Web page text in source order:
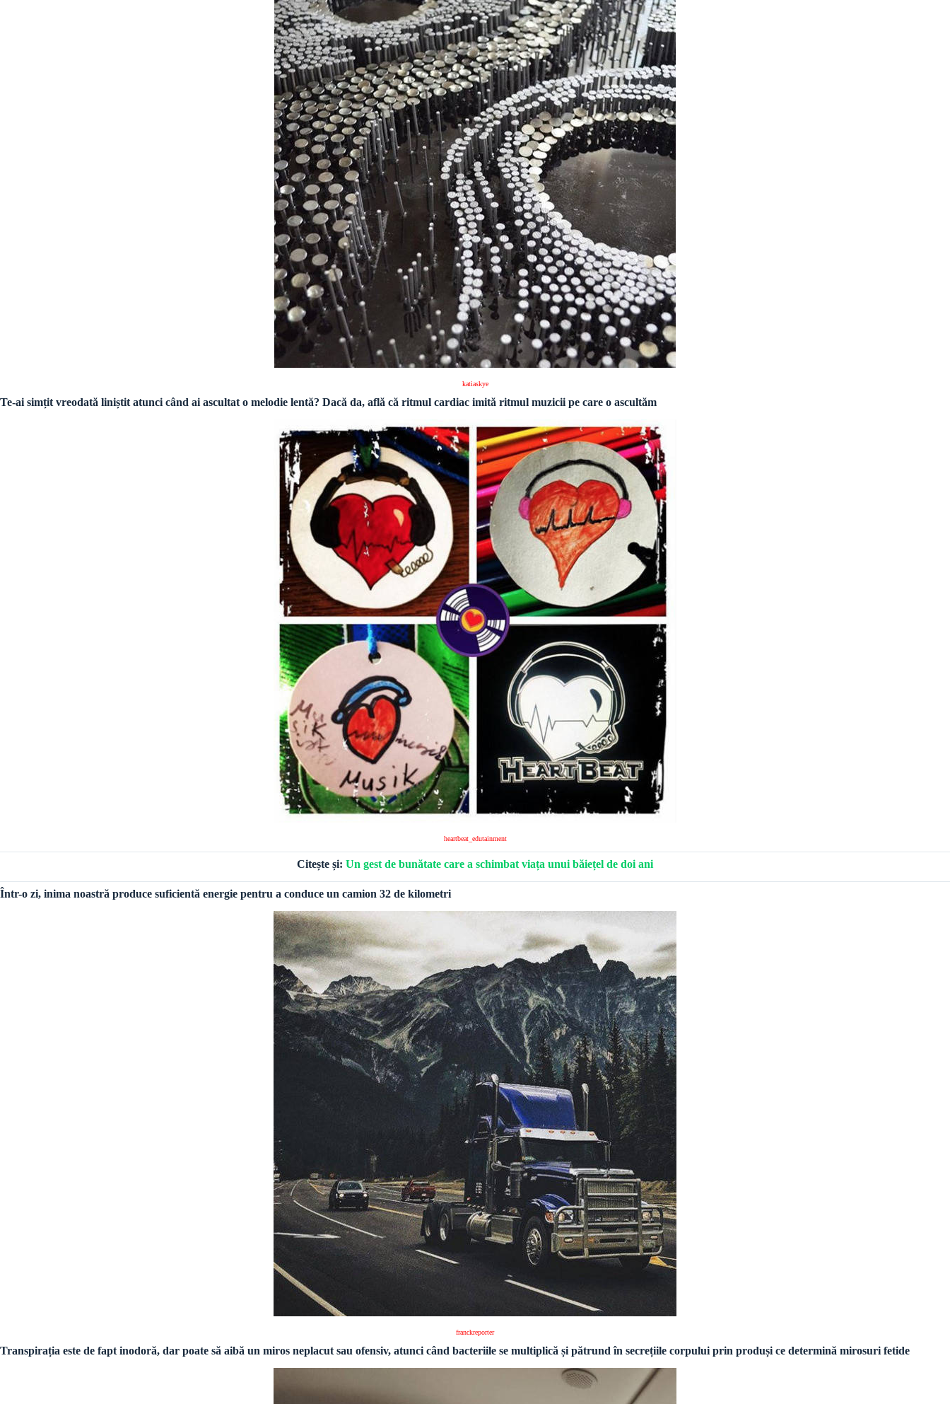
katiaskye
Te-ai simțit vreodată liniștit atunci când ai ascultat o melodie lentă? Dacă da, află că ritmul cardiac imită ritmul muzicii pe care o ascultăm
heartbeat_edutainment
Citește și: Un gest de bunătate care a schimbat viața unui băiețel de doi ani
Într-o zi, inima noastră produce suficientă energie pentru a conduce un camion 32 de kilometri
franckreporter
Transpirația este de fapt inodoră, dar poate să aibă un miros neplacut sau ofensiv, atunci când bacteriile se multiplică și pătrund în secrețiile corpului prin produși ce determină mirosuri fetide